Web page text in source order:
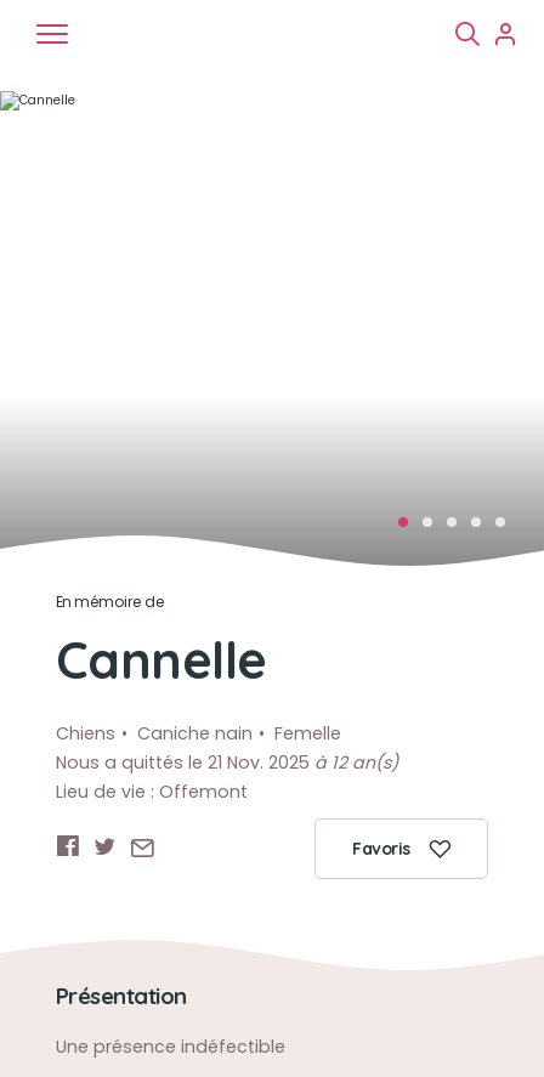
En mémoire de
Cannelle
Chiens Caniche nain
Femelle
Nous a quittés le 21 Nov. 2025 à 12 an(s)
Lieu de vie : Offemont
Favoris
Présentation
Une présence indéfectible